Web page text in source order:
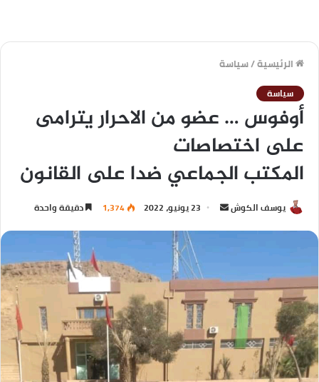
الرئيسية/سياسة
سياسة
أوفوس … عضو من الاحرار يترامى
على اختصاصات
المكتب الجماعي ضدا على القانون
يوسف الكوش 23 يونيو، 2022 1,374 دقيقة واحدة